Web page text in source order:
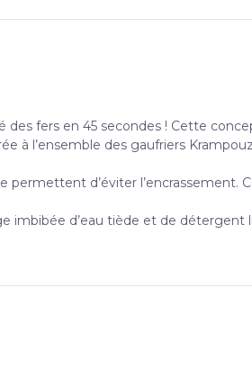
des fers en 45 secondes ! Cette
à l’ensemble des gaufriers
permettent d’éviter
imbibée d’eau tiède et de détergent